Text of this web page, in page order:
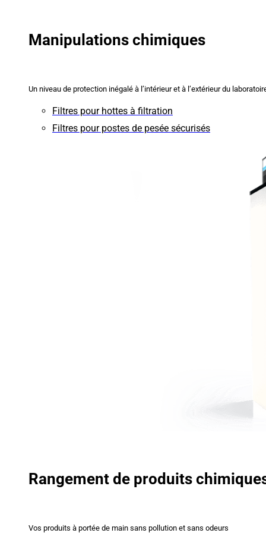
Manipulations chimiques
Un niveau de protection inégalé à l’intérieur et à l’extérieur du
Filtres pour hottes à filtration
Filtres pour postes de pesée sécurisés
Rangement de produits
Vos produits à portée de main sans pollution et sans odeurs